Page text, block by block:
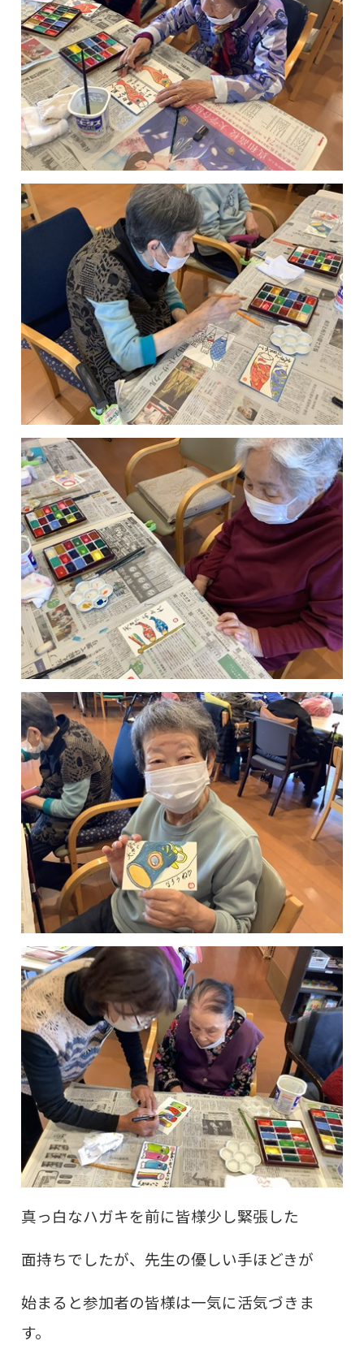
真っ白なハガキを前に皆様少し緊張した
面持ちでしたが、先生の優しい手ほどきが
始まると参加者の皆様は一気に活気づきま
す。